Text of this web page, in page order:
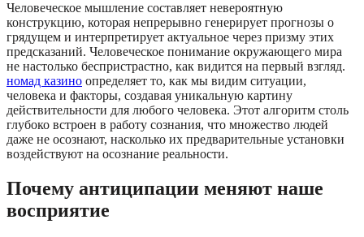
Человеческое мышление составляет невероятную
конструкцию, которая непрерывно генерирует прогнозы о
грядущем и интерпретирует актуальное через призму этих
предсказаний. Человеческое понимание окружающего мира
не настолько беспристрастно, как видится на первый взгляд.
номад казино определяет то, как мы видим ситуации,
человека и факторы, создавая уникальную картину
действительности для любого человека. Этот алгоритм столь
глубоко встроен в работу сознания, что множество людей
даже не осознают, насколько их предварительные установки
воздействуют на осознание реальности.
Почему антиципации меняют наше
восприятие